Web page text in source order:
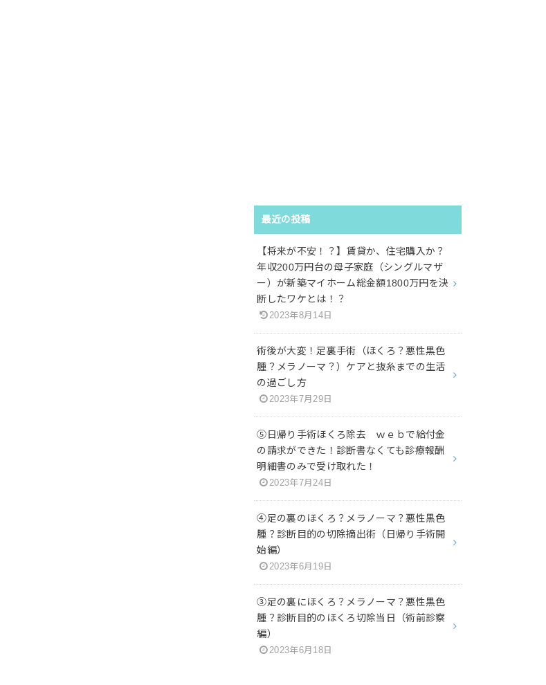
最近の投稿
【将来が不安！？】賃貸か、住宅購入か？
年収200万円台の母子家庭（シングルマザ
ー）が新築マイホーム総金額1800万円を決
断したワケとは！？
2023年8月14日
術後が大変！足裏手術（ほくろ？悪性黒色
腫？メラノーマ？）ケアと抜糸までの生活
の過ごし方
2023年7月29日
⑤日帰り手術ほくろ除去 ｗｅｂで給付金
の請求ができた！診断書なくても診療報酬
明細書のみで受け取れた！
2023年7月24日
④足の裏のほくろ？メラノーマ？悪性黒色
腫？診断目的の切除摘出術（日帰り手術開
始編）
2023年6月19日
③足の裏にほくろ？メラノーマ？悪性黒色
腫？診断目的のほくろ切除当日（術前診察
編）
2023年6月18日